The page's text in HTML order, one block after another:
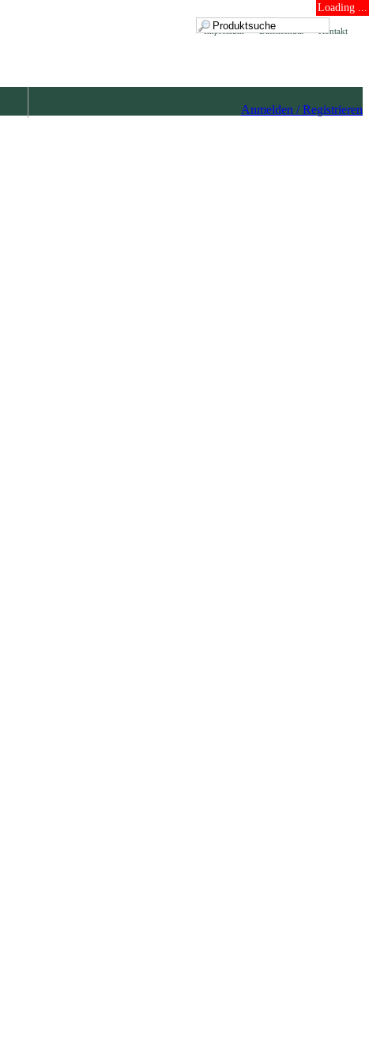
Loading ...
Kontakt
Datenschutz
Impressum
Anmelden / Registrieren